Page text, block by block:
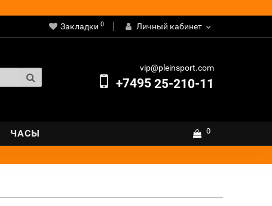
Закладки 0 Личный кабинет
vip@pleinsport.com
+749525-210-11
ЧАСЫ 0